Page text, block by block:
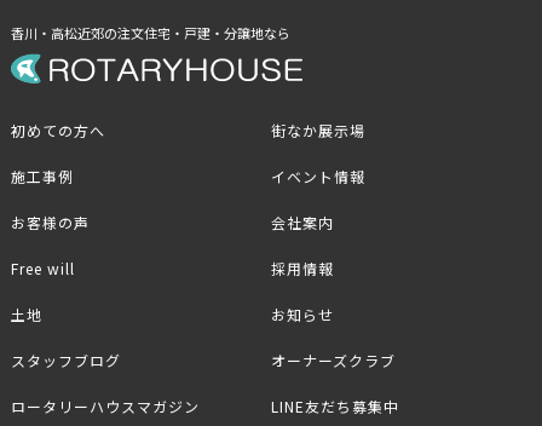
香川・高松近郊の注文住宅・戸建・分譲地なら
初めての方へ
施工事例
お客様の声
Free will
土地
街なか展示場
イベント情報
会社案内
採用情報
お知らせ
スタッフブログ
ロータリーハウスマガジン
オーナーズクラブ
LINE友だち募集中